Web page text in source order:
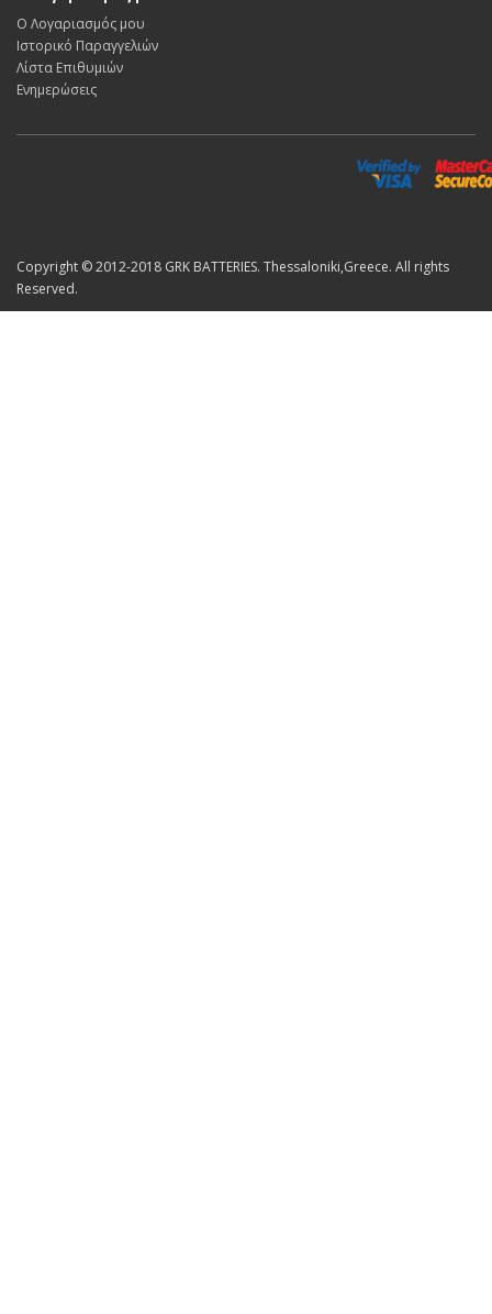
Ο Λογαριασμός μου
Ιστορικό Παραγγελιών
Λίστα Επιθυμιών
Ενημερώσεις
Copyright © 2012-2018 GRK BATTERIES. Thessaloniki,Greece. All rights
Reserved.